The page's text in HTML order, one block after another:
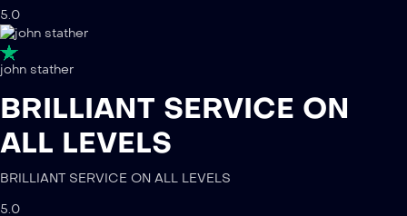
5.0
john stather
BRILLIANT SERVICE ON
ALL LEVELS
BRILLIANT SERVICE ON ALL LEVELS
5.0